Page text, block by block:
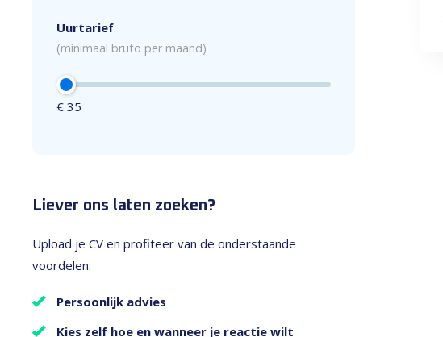
Uurtarief
(minimaal bruto per maand)
€ 35
Liever ons laten zoeken?
Upload je CV en profiteer van de onderstaande
voordelen:
Persoonlijk advies
Kies zelf hoe en wanneer je reactie wilt